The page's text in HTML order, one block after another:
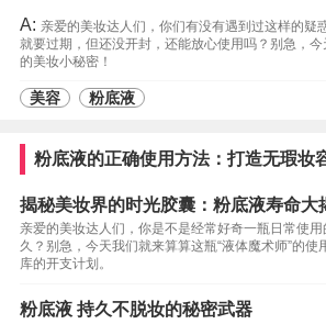
A: 亲爱的美妆达人们，你们有没有遇到过这样的疑
就要过期，但还没开封，还能放心使用吗？别急，
的美妆小秘密！
美容 粉底液
粉底液的正确使用方法：打造无瑕妆
揭秘美妆界的时光胶囊：粉底液寿命大
亲爱的美妆达人们，你是不是经常好奇一瓶日常使
久？别急，今天我们就来算算这瓶“液体魔术师”的使
库的开支计划。
粉底液 持久不脱妆的秘密武器